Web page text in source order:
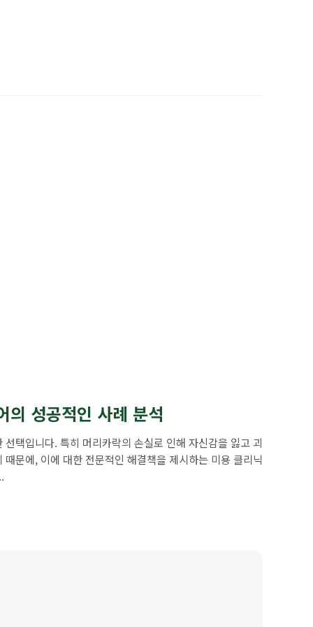
의 성공적인 사례 분석
택입니다. 특히 머리카락의 손실로 인해 자신감을 잃고 괴
문에, 이에 대한 전문적인 해결책을 제시하는 미용 클리닉